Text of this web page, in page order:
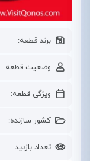
برند قطعه:
وضعیت قطعه:
ویژگی قطعه:
کشور سازنده:
تعداد بازدید: